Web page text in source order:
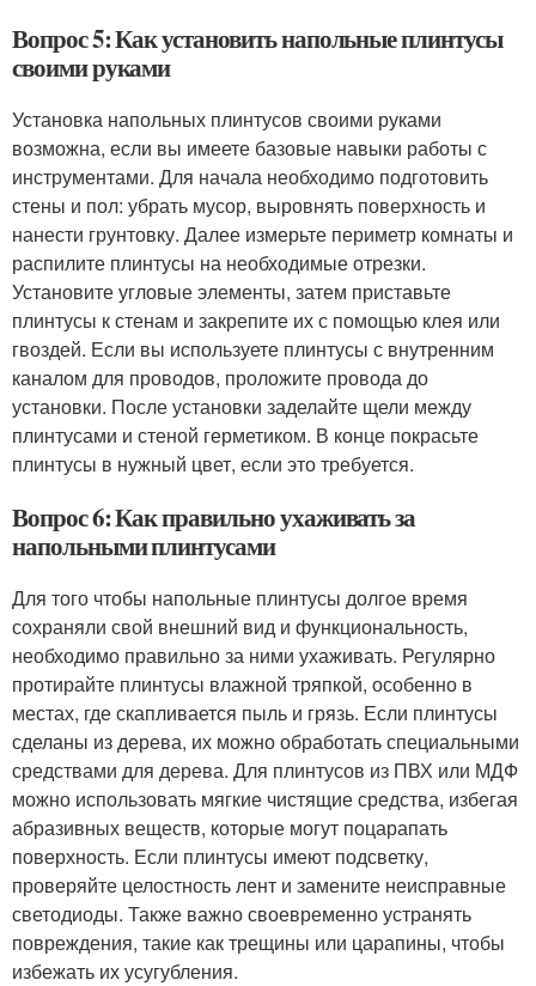
Вопрос 5: Как установить напольные плинтусы
своими руками
Установка напольных плинтусов своими руками
возможна, если вы имеете базовые навыки работы с
инструментами. Для начала необходимо подготовить
стены и пол: убрать мусор, выровнять поверхность и
нанести грунтовку. Далее измерьте периметр комнаты и
распилите плинтусы на необходимые отрезки.
Установите угловые элементы, затем приставьте
плинтусы к стенам и закрепите их с помощью клея или
гвоздей. Если вы используете плинтусы с внутренним
каналом для проводов, проложите провода до
установки. После установки заделайте щели между
плинтусами и стеной герметиком. В конце покрасьте
плинтусы в нужный цвет, если это требуется.
Вопрос 6: Как правильно ухаживать за
напольными плинтусами
Для того чтобы напольные плинтусы долгое время
сохраняли свой внешний вид и функциональность,
необходимо правильно за ними ухаживать. Регулярно
протирайте плинтусы влажной тряпкой, особенно в
местах, где скапливается пыль и грязь. Если плинтусы
сделаны из дерева, их можно обработать специальными
средствами для дерева. Для плинтусов из ПВХ или МДФ
можно использовать мягкие чистящие средства, избегая
абразивных веществ, которые могут поцарапать
поверхность. Если плинтусы имеют подсветку,
проверяйте целостность лент и замените неисправные
светодиоды. Также важно своевременно устранять
повреждения, такие как трещины или царапины, чтобы
избежать их усугубления.